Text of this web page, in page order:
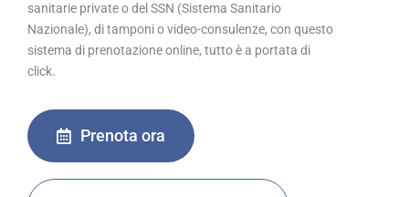
sanitarie private o del SSN (Sistema Sanitario
Nazionale), di tamponi o video-consulenze, con questo
sistema di prenotazione online, tutto è a portata di
click.
Prenota ora